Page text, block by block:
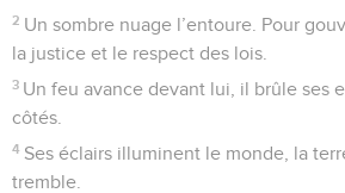
2 Un sombre nuage l’entoure. Pour
la justice et le respect des lois.
3 Un feu avance devant lui, il brûle ses
côtés.
4 Ses éclairs illuminent le monde, la
tremble.